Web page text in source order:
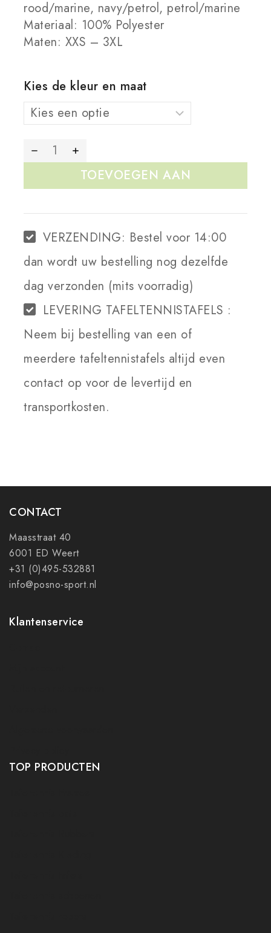
rood/marine, navy/petrol, petrol/marine
Materiaal: 100% Polyester
Maten: XXS – 3XL
Kies de kleur en maat
TOEVOEGEN AAN
VERZENDING: Bestel voor 14:00
dan wordt uw bestelling nog dezelfde
dag verzonden (mits voorradig)
LEVERING TAFELTENNISTAFELS :
Neem bij bestelling van een of
meerdere tafeltennistafels altijd even
contact op voor de levertijd en
transportkosten.
CONTACT
Maasstraat 40
6001 ED Weert
+31 (0)495-532881
info@posno-sport.nl
Klantenservice
TOP PRODUCTEN